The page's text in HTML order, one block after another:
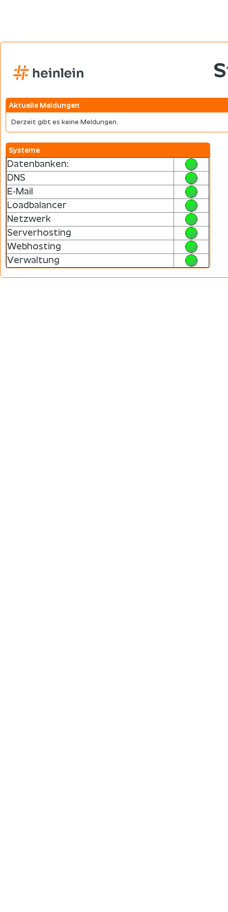
Aktuelle Meldungen
Derzeit gibt es keine Meldungen.
Systeme
Datenbanken:
DNS
E-Mail
Loadbalancer
Netzwerk
Serverhosting
Webhosting
Verwaltung